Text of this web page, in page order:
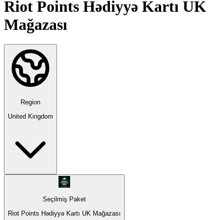
Riot Points Hədiyyə Kartı UK
Mağazası
Region
United Kingdom
Seçilmiş Paket
Riot Points Hədiyyə Kartı UK Mağazası